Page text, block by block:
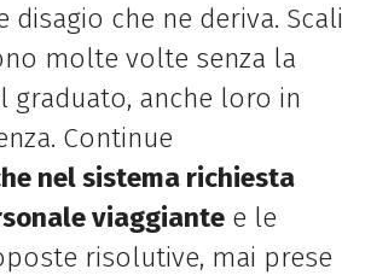
disagio che ne deriva. Scali
molte volte senza la
graduato, anche loro in
Continue
nel sistema richiesta
viaggiantee le
risolutive, mai prese